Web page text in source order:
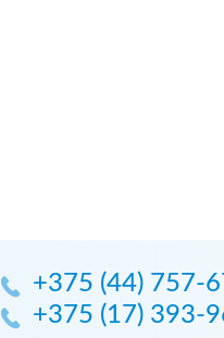
+375 (44) 757-
+375 (17) 393-